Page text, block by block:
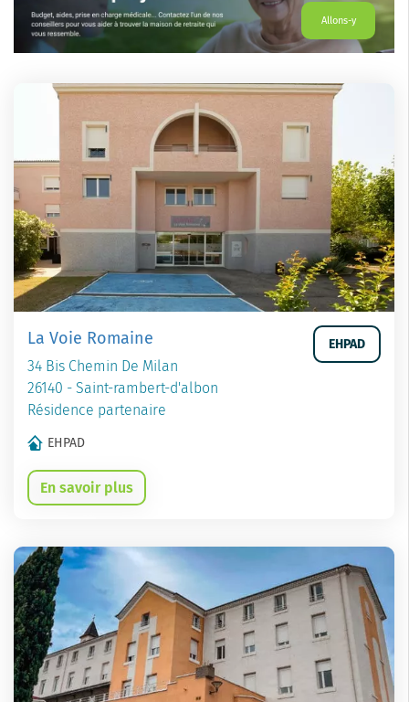
Allons-y
La Voie Romaine
34 Bis Chemin De Milan
26140 - Saint-rambert-d'albon
Résidence partenaire
EHPAD
EHPAD
En savoir plus